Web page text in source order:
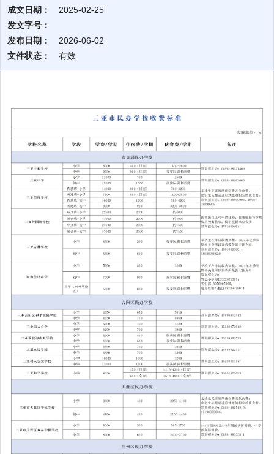
成文日期：
2025-02-25
发文字号：
发布日期：
2026-06-02
文件状态：
有效